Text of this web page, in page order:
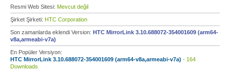
Resmi Web Sitesi: Mevcut değil
Şirket Şirketi: HTC Corporation
Son zamanlarda eklendi Version: HTC MirrorLink 3.10.688072-354001609 (arm64-
v8a,armeabi-v7a)
En Popüler Versiyon:
HTC MirrorLink 3.10.688072-354001609 (arm64-v8a,armeabi-v7a) - 164
Downloads